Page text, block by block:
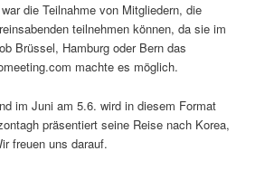
die Teilnahme von Mitgliedern, die
teilnehmen können, da sie im
Brüssel, Hamburg oder Bern das
machte es möglich.
im Juni am 5.6. wird in diesem Format
präsentiert seine Reise nach Korea,
freuen uns darauf.